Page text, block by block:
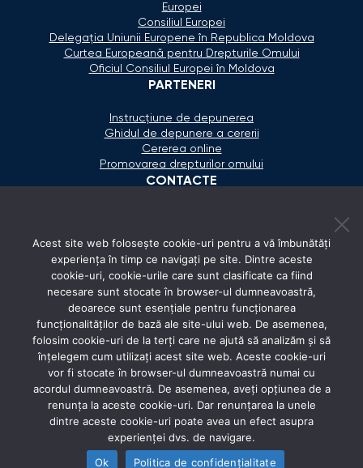
Europei
Consiliul Europei
Delegaţia Uniunii Europene în Republica Moldova
Curtea Europeană pentru Drepturile Omului
Oficiul Consiliul Europei în Moldova
PARTENERI
Instrucțiune de depunerea
Ghidul de depunere a cererii
Cererea online
Promovarea drepturilor omului
CONTACTE
secretariat@ombudsman.md
Strada Calea Ieşilor 11/3, Chişinău
Luni - Vineri: 08:00 - 17:00
REȚELE SOCIALE
© 2026 Avocatul Poporului Ombudsman. All rights
Acest site web folosește cookie-uri pentru a vă îmbunătăți
experiența în timp ce navigați pe site. Dintre aceste
cookie-uri, cookie-urile care sunt clasificate ca fiind
necesare sunt stocate în browser-ul dumneavoastră,
deoarece sunt esențiale pentru funcționarea
funcționalităților de bază ale site-ului web. De asemenea,
folosim cookie-uri de la terți care ne ajută să analizăm și să
înțelegem cum utilizați acest site web. Aceste cookie-uri
vor fi stocate în browser-ul dumneavoastră numai cu
acordul dumneavoastră. De asemenea, aveți opțiunea de a
renunța la aceste cookie-uri. Dar renunțarea la unele
dintre aceste cookie-uri poate avea un efect asupra
experienței dvs. de navigare.
Ok
Politica de confidențialitate